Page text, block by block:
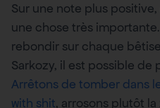
Sur une note plus
une chose très
rebondir sur chaque
Sarkozy, il est possible de
Arrêtons de tomber dans
with shit, arrosons plutôt